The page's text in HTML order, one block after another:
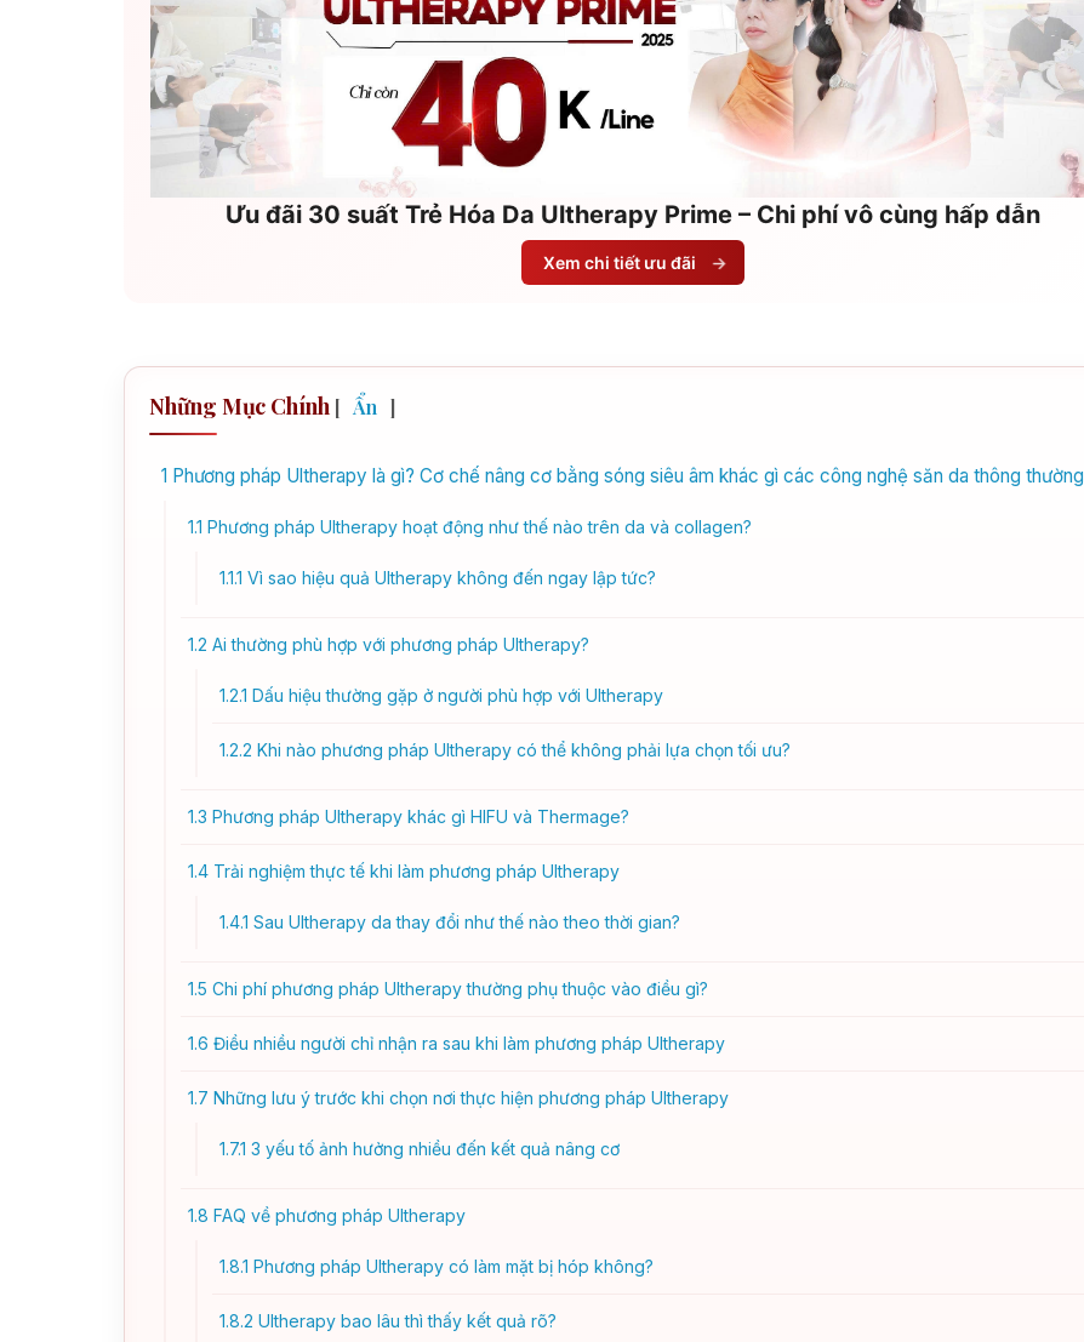
Ưu đãi 30 suất Trẻ Hóa Da Ultherapy Prime – Chi phí vô cùng hấp dẫn
Xem chi tiết ưu đãi →
Những Mục Chính [ Ẩn ]
1 Phương pháp Ultherapy là gì? Cơ chế nâng cơ bằng sóng siêu âm khác gì các công nghệ săn da thông thường
1.1 Phương pháp Ultherapy hoạt động như thế nào trên da và collagen?
1.1.1 Vì sao hiệu quả Ultherapy không đến ngay lập tức?
1.2 Ai thường phù hợp với phương pháp Ultherapy?
1.2.1 Dấu hiệu thường gặp ở người phù hợp với Ultherapy
1.2.2 Khi nào phương pháp Ultherapy có thể không phải lựa chọn tối ưu?
1.3 Phương pháp Ultherapy khác gì HIFU và Thermage?
1.4 Trải nghiệm thực tế khi làm phương pháp Ultherapy
1.4.1 Sau Ultherapy da thay đổi như thế nào theo thời gian?
1.5 Chi phí phương pháp Ultherapy thường phụ thuộc vào điều gì?
1.6 Điều nhiều người chỉ nhận ra sau khi làm phương pháp Ultherapy
1.7 Những lưu ý trước khi chọn nơi thực hiện phương pháp Ultherapy
1.7.1 3 yếu tố ảnh hưởng nhiều đến kết quả nâng cơ
1.8 FAQ về phương pháp Ultherapy
1.8.1 Phương pháp Ultherapy có làm mặt bị hóp không?
1.8.2 Ultherapy bao lâu thì thấy kết quả rõ?